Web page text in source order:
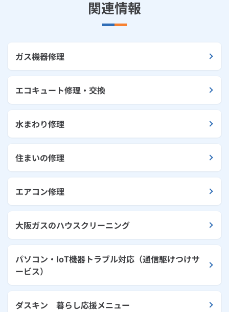
関連情報
ガス機器修理
エコキュート修理・交換
水まわり修理
住まいの修理
エアコン修理
大阪ガスのハウスクリーニング
パソコン・IoT機器トラブル対応（通信駆けつけサ
ービス）
ダスキン 暮らし応援メニュー